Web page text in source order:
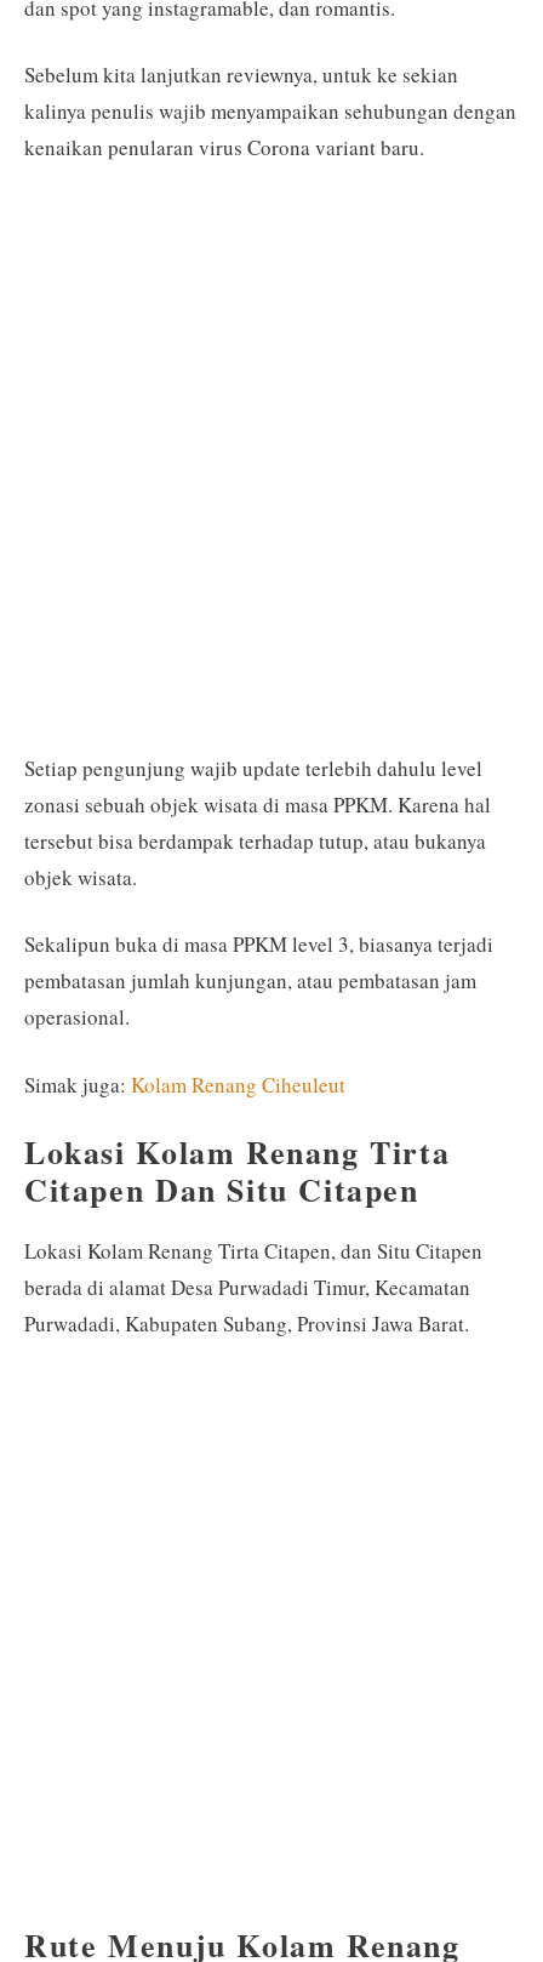
dan spot yang instagramable, dan romantis.
Sebelum kita lanjutkan reviewnya, untuk ke sekian
kalinya penulis wajib menyampaikan sehubungan dengan
kenaikan penularan virus Corona variant baru.
Setiap pengunjung wajib update terlebih dahulu level
zonasi sebuah objek wisata di masa PPKM. Karena hal
tersebut bisa berdampak terhadap tutup, atau bukanya
objek wisata.
Sekalipun buka di masa PPKM level 3, biasanya terjadi
pembatasan jumlah kunjungan, atau pembatasan jam
operasional.
Simak juga: Kolam Renang Ciheuleut
Lokasi Kolam Renang Tirta
Citapen Dan Situ Citapen
Lokasi Kolam Renang Tirta Citapen, dan Situ Citapen
berada di alamat Desa Purwadadi Timur, Kecamatan
Purwadadi, Kabupaten Subang, Provinsi Jawa Barat.
Rute Menuju Kolam Renang